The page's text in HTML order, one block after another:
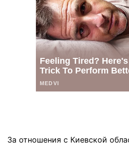
За отношения с Киевской